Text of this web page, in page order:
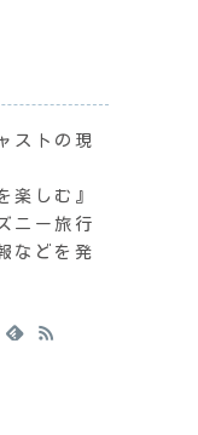
ストの現
楽しむ』
ニー旅行
などを発